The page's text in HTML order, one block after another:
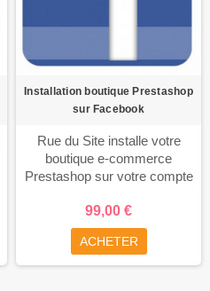
Installation boutique Prestashop
sur Facebook
Rue du Site installe votre
boutique e-commerce
Prestashop sur votre compte
99,00 €
ACHETER